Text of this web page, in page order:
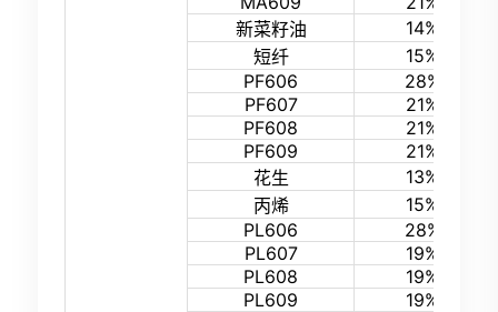
新菜籽油
14%
短纤
15%
PF606
28%
PF607
21%
PF608
21%
PF609
21%
花生
13%
丙烯
15%
PL606
28%
PL607
19%
PL608
19%
PL609
19%